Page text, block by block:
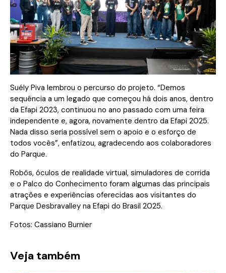
Suély Piva lembrou o percurso do projeto. “Demos
sequência a um legado que começou há dois anos, dentro
da Efapi 2023, continuou no ano passado com uma feira
independente e, agora, novamente dentro da Efapi 2025.
Nada disso seria possível sem o apoio e o esforço de
todos vocês”, enfatizou, agradecendo aos colaboradores
do Parque.
Robôs, óculos de realidade virtual, simuladores de corrida
e o Palco do Conhecimento foram algumas das principais
atrações e experiências oferecidas aos visitantes do
Parque Desbravalley na Efapi do Brasil 2025.
Fotos: Cassiano Burnier
Veja também